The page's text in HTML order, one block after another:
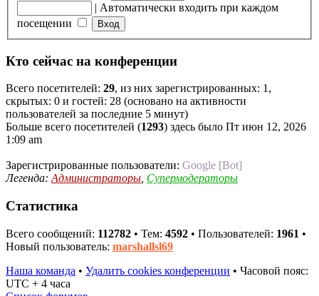
| Автоматически входить при каждом
посещении
Кто сейчас на конференции
Всего посетителей: 29, из них зарегистрированных: 1,
скрытых: 0 и гостей: 28 (основано на активности
пользователей за последние 5 минут)
Больше всего посетителей (1293) здесь было Пт июн 12, 2026
1:09 am
Зарегистрированные пользователи: Google [Bot]
Легенда: Администраторы Супермодераторы
Статистика
Всего сообщений: 112782 • Тем: 4592 • Пользователей: 1961 •
Новый пользователь: marshallsl69
Наша команда • Удалить cookies конференции • Часовой пояс:
UTC + 4 часа